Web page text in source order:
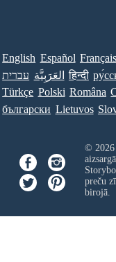
English Español Français
עברית العَرَبِيَّة हिन्दी
Türkçe Polski Româna
български Lietuvos
© 2026
preču
birojā.